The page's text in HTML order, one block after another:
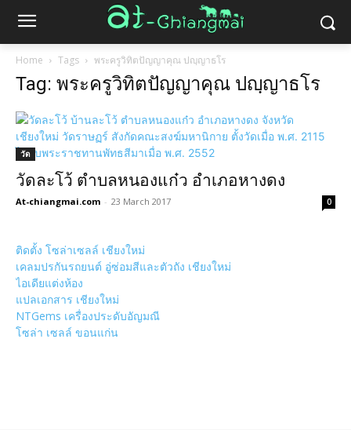
Home Tags พระครูวิทิตปัญญาคุณ ปญฺญาธโร
Tag: พระครูวิทิตปัญญาคุณ ปญฺญาธโร
วัด
วัดละโว้ ตำบลหนองแก๋ว อำเภอหางดง
At-chiangmai.com - 23 March 2017 0
ติดตั้ง โซล่าเซลล์ เชียงใหม่
เคลมปรกันรถยนต์ อู่ซ่อมสีและตัวถัง เชียงใหม่
ไอเดียแต่งห้อง
แปลเอกสาร เชียงใหม่
NTGems เครื่องประดับอัญมณี
โซล่า เซลล์ ขอนแก่น